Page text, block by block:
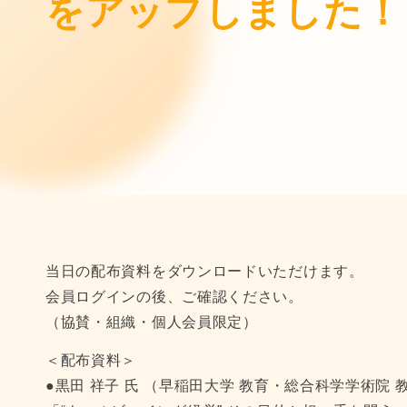
をアップしました！
当日の配布資料をダウンロードいただけます。
会員ログインの後、ご確認ください。
（協賛・組織・個人会員限定）
＜配布資料＞
●黒田 祥子 氏 （早稲田大学 教育・総合科学学術院